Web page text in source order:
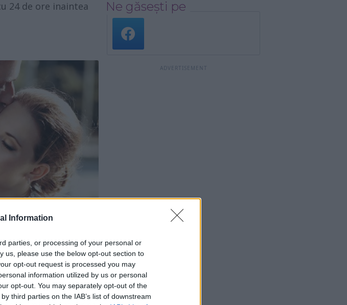
Information
parties, or processing of your personal or
us, please use the below opt-out section to
opt-out request is processed you may
information utilized by us or personal
opt-out. You may separately opt-out of the
third parties on the IAB’s list of downstream
24 de ore inaintea
Ne găsești pe